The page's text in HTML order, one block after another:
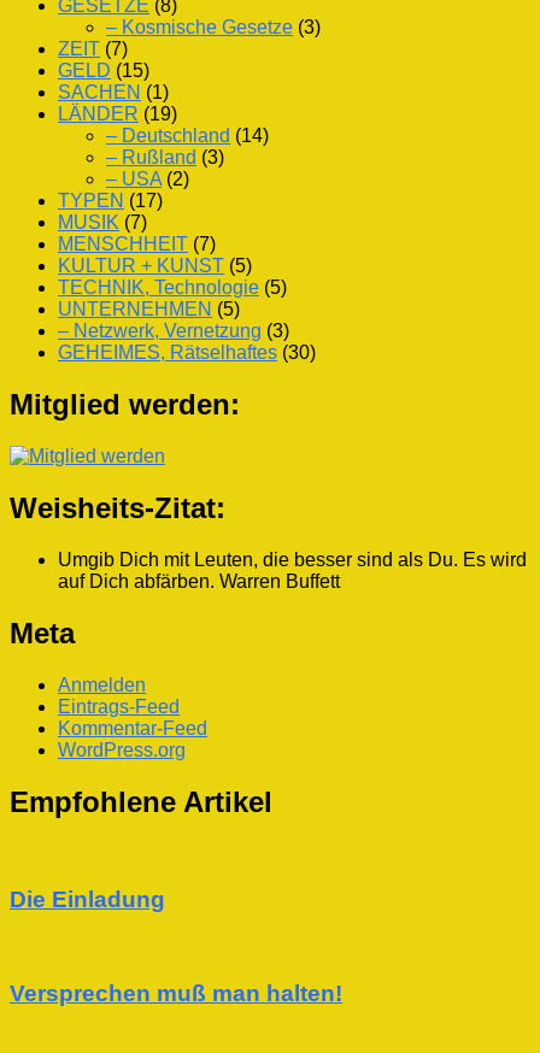
GESETZE (8)
– Kosmische Gesetze (3)
ZEIT (7)
GELD (15)
SACHEN (1)
LÄNDER (19)
– Deutschland (14)
– Rußland (3)
– USA (2)
TYPEN (17)
MUSIK (7)
MENSCHHEIT (7)
KULTUR + KUNST (5)
TECHNIK, Technologie (5)
UNTERNEHMEN (5)
– Netzwerk, Vernetzung (3)
GEHEIMES, Rätselhaftes (30)
Mitglied werden:
Weisheits-Zitat:
Umgib Dich mit Leuten, die besser sind als Du. Es wird
auf Dich abfärben. Warren Buffett
Meta
Anmelden
Eintrags-Feed
Kommentar-Feed
WordPress.org
Empfohlene Artikel
Die Einladung
Versprechen muß man halten!